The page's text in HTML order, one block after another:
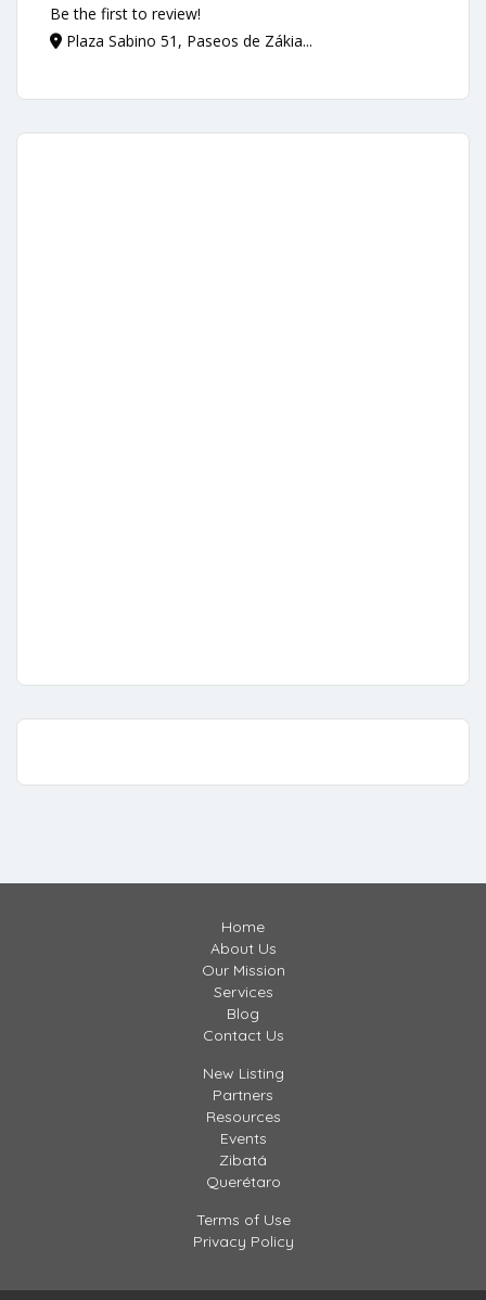
Be the first to review!
Plaza Sabino 51, Paseos de Zákia...
Home
About Us
Our Mission
Services
Blog
Contact Us
New Listing
Partners
Resources
Events
Zibatá
Querétaro
Terms of Use
Privacy Policy